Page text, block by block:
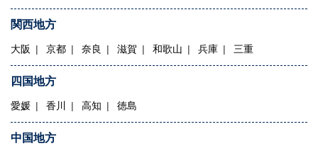
関西地方
大阪 京都 奈良 滋賀 和歌山 兵庫 三重
四国地方
愛媛 香川 高知 徳島
中国地方